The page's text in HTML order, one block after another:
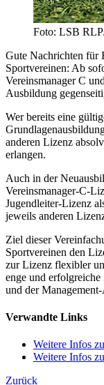
Foto: LSB
Gute Nachrichten für
Sportvereinen: Ab
Vereinsmanager C
Ausbildung
Wer bereits eine
anderen Lizenz
erlangen.
Auch in der
Vereinsmanager-C-
Jugendleiter-Lizenz
jeweils anderen
Ziel dieser
Sportvereinen den
zur Lizenz flexibler
enge und
und der
Verwandte Links
Weitere Infos
Weitere Infos
Zurück